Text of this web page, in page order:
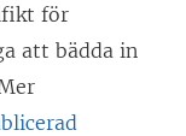
för
att bädda in